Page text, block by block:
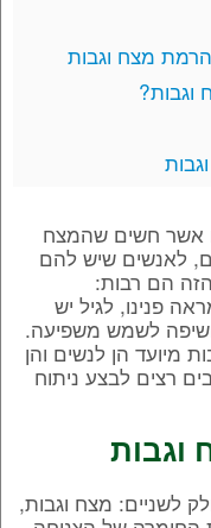
הרמת מצח וגבות
וגבות?
אשר חשים שהמצח
לאנשים שיש להם
הם רבות:
פנינו, לגיל יש
לשמש משפיעה.
מיועד הן לנשים והן
רצים לבצע ניתוח
וגבות
לשניים: מצח וגבות,